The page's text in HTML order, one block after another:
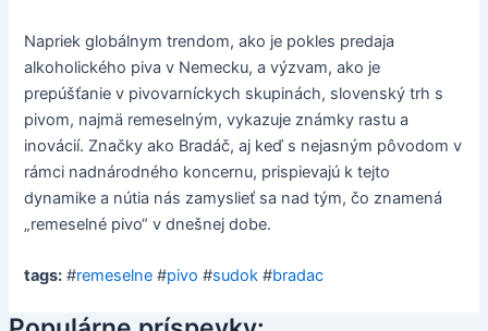
Napriek globálnym trendom, ako je pokles predaja
alkoholického piva v Nemecku, a výzvam, ako je
prepúšťanie v pivovarníckych skupinách, slovenský trh s
pivom, najmä remeselným, vykazuje známky rastu a
inovácií. Značky ako Bradáč, aj keď s nejasným pôvodom v
rámci nadnárodného koncernu, prispievajú k tejto
dynamike a nútia nás zamyslieť sa nad tým, čo znamená
„remeselné pivo“ v dnešnej dobe.
tags: #remeselne #pivo #sudok #bradac